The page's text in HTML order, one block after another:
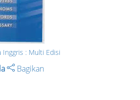
Inggris : Multi Edisi
Bagikan